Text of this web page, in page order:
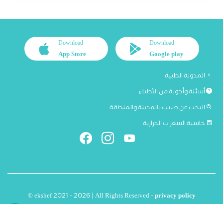
Download
Google play
Download
App Store
المدونة الطبية
أسئلة وأجوبة من الأطباء
البحث عن طبيب بالمدينة والمنطقة
حاسبة السعرات الحرارية
© ekshef 2021 - 2026 | All Rights Reserved -privacy policy